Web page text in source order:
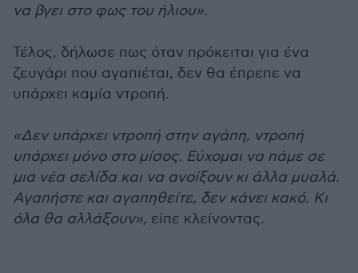
να βγει στο φως του ήλιου».
Τέλος, δήλωσε πως όταν πρόκειται για ένα
ζευγάρι που αγαπιέται, δεν θα έπρεπε να
υπάρχει καμία ντροπή.
«Δεν υπάρχει ντροπή στην αγάπη, ντροπή
υπάρχει μόνο στο μίσος. Εύχομαι να πάμε σε
μια νέα σελίδα και να ανοίξουν κι άλλα μυαλά.
Αγαπήστε και αγαπηθείτε, δεν κάνει κακό. Κι
όλα θα αλλάξουν», είπε κλείνοντας.